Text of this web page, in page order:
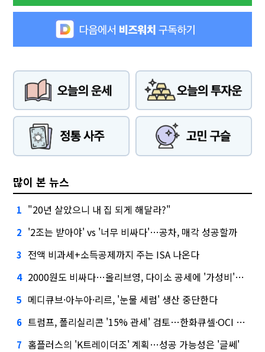
많이 본 뉴스
1 "20년 살았으니 내 집 되게 해달라?"
2 '2조는 받아야' vs '너무 비싸다'…공차, 매각 성공할까
3 전액 비과세+소득공제까지 주는 ISA 나온다
4 2000원도 비싸다…올리브영, 다이소 공세에 '가성비'로 맞불
5 메디큐브·아누아·리르, '눈물 세럼' 생산 중단한다
6 트럼프, 폴리실리콘 '15% 관세' 검토…한화큐셀·OCI 영향은?
7 홈플러스의 'K트레이더조' 계획…성공 가능성은 '글쎄'